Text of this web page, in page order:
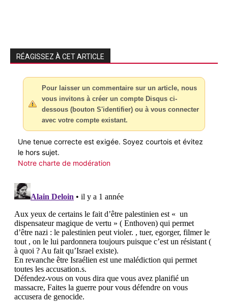
RÉAGISSEZ À CET ARTICLE
Pour laisser un commentaire sur un article, nous
vous invitons à créer un compte Disqus ci-
dessous (bouton S'identifier) ou à vous connecter
avec votre compte existant.
Une tenue correcte est exigée. Soyez courtois et évitez
le hors sujet.
Notre charte de modération